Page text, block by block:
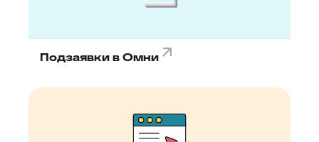
Подзаявки в Омни